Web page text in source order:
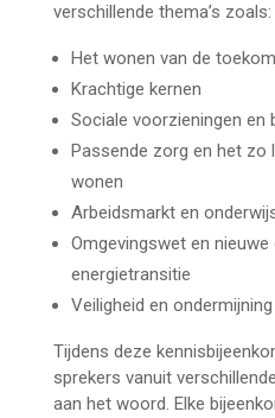
verschillende thema’s zoals:
Het wonen van de
Krachtige kernen
Sociale voorzieningen en
Passende zorg en het zo
wonen
Arbeidsmarkt en
Omgevingswet en
energietransitie
Veiligheid en ondermijning
Tijdens deze
sprekers vanuit
aan het woord. Elke